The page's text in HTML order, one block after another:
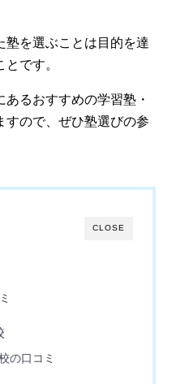
塾を選ぶことは目的を達
です。
るおすすめの学習塾・
すので、ぜひ塾選びの参
CLOSE
の口コミ